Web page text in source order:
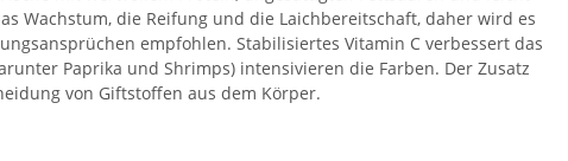
Wachstum, die Reifung und die Laichbereitschaft, daher wird es
empfohlen. Stabilisiertes Vitamin C verbessert das
Paprika und Shrimps) intensivieren die Farben. Der Zusatz
von Giftstoffen aus dem Körper.